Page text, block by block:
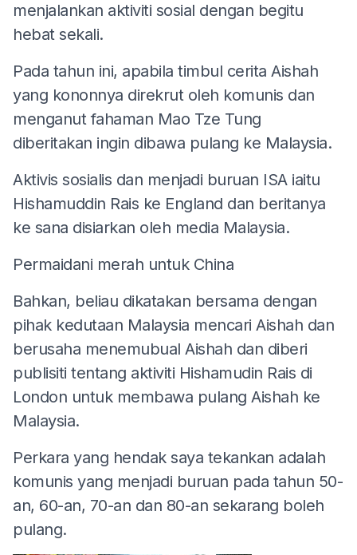
menjalankan aktiviti sosial dengan begitu
hebat sekali.
Pada tahun ini, apabila timbul cerita Aishah
yang kononnya direkrut oleh komunis dan
menganut fahaman Mao Tze Tung
diberitakan ingin dibawa pulang ke Malaysia.
Aktivis sosialis dan menjadi buruan ISA iaitu
Hishamuddin Rais ke England dan beritanya
ke sana disiarkan oleh media Malaysia.
Permaidani merah untuk China
Bahkan, beliau dikatakan bersama dengan
pihak kedutaan Malaysia mencari Aishah dan
berusaha menemubual Aishah dan diberi
publisiti tentang aktiviti Hishamudin Rais di
London untuk membawa pulang Aishah ke
Malaysia.
Perkara yang hendak saya tekankan adalah
komunis yang menjadi buruan pada tahun 50-
an, 60-an, 70-an dan 80-an sekarang boleh
pulang.